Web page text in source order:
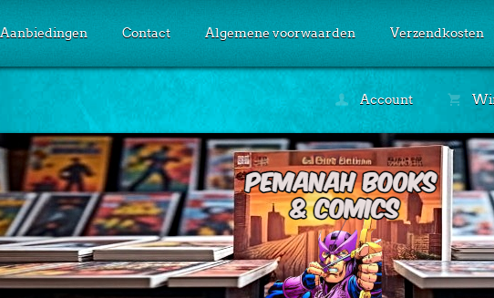
Aanbiedingen Contact Algemene voorwaarden Verzendkosten
Account